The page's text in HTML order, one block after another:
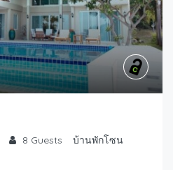
8 Guests
บ้านพักโซน